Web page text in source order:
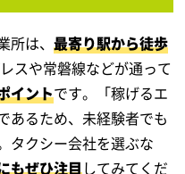
所は、最寄り駅から徒歩
スや常磐線などが通って
イントです。「稼げるエ
あるため、未経験者でも
タクシー会社を選ぶな
もぜひ注目してみてくだ